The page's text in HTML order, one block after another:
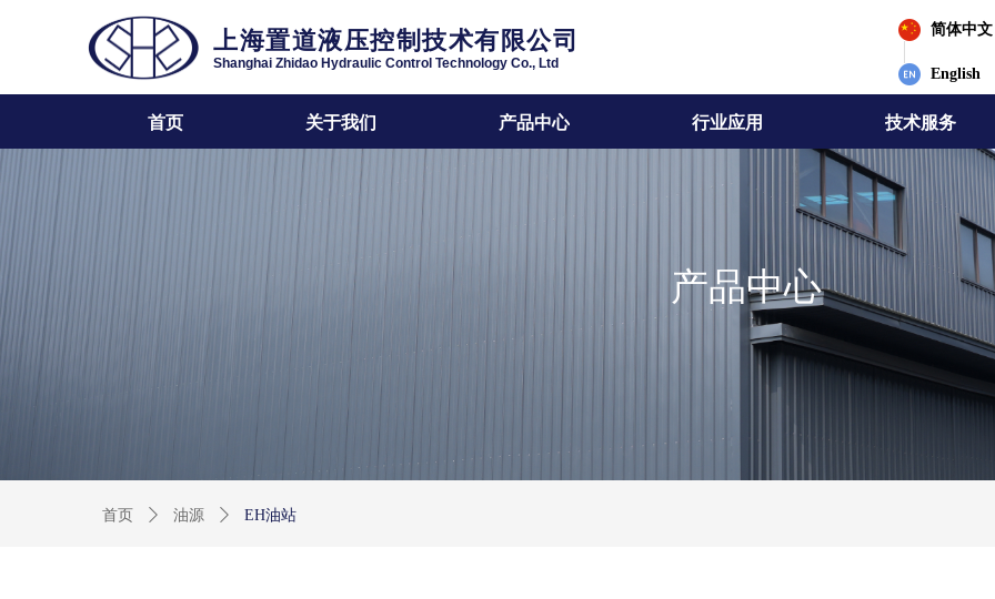
首页 关于我们 产品中心 行业应用 技术服务
简体中文
English
上海置道液压控制技术有限公司
Shanghai Zhidao Hydraulic Control Technology Co., Ltd
首页 ꄲ 油源 ꄲ EH油站
产品中心